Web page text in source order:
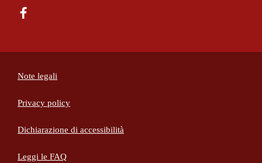
Note legali
Privacy policy
Dichiarazione di accessibilità
Leggi le FAQ